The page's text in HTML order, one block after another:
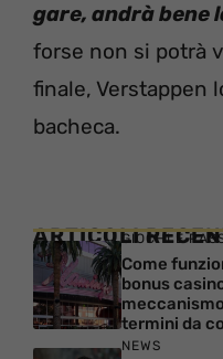
gare, andrà bene
forse non si potrà
finale, Verstappen
bacheca.
ARTICOLIGIOCHI E
Come
bonus
termini da
NEWS